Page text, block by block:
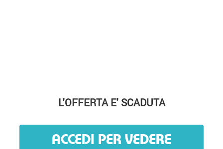
L'OFFERTA E' SCADUTA
ACCEDI PER VEDERE